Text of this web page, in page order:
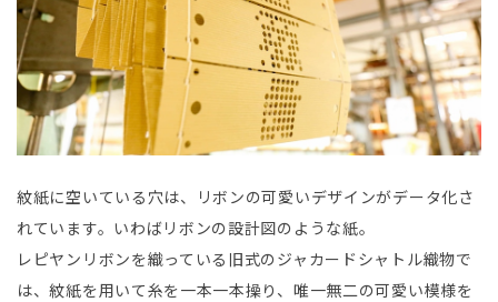
紋紙に空いている穴は、リボンの可愛いデザインがデータ化さ
れています。いわばリボンの設計図のような紙。
レピヤンリボンを織っている旧式のジャカードシャトル織物で
は、紋紙を用いて糸を一本一本操り、唯一無二の可愛い模様を